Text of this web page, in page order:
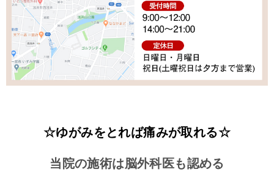
☆ゆがみをとれば痛みが取れる☆
当院の施術は脳外科医も認める